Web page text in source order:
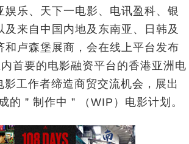
乐、天下一电影、电讯盈科、银
来自中国内地及东南亚、日韩及
卢森堡展商，会在线上平台发布
首要的电影融资平台的香港亚洲电
工作者缔造商贸交流机会，展出
＂制作中＂（WIP）电影计划。